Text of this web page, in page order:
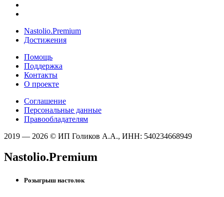
Nastolio.Premium
Достижения
Помощь
Поддержка
Контакты
О проекте
Соглашение
Персональные данные
Правообладателям
2019 — 2026 © ИП Голиков А.А., ИНН: 540234668949
Nastolio.Premium
Розыгрыш настолок